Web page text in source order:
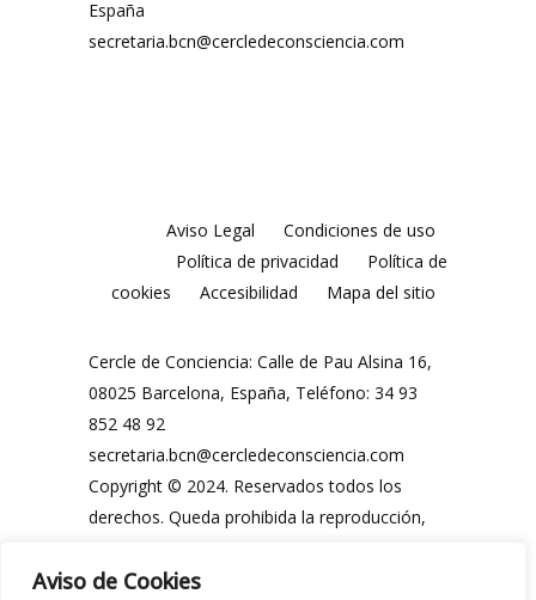
Aviso de Cookies
España
secretaria.bcn@cercledeconsciencia.com
Aviso Legal
Condiciones de uso
Política de privacidad
Política de
cookies
Accesibilidad Mapa del sitio
Cercle de Conciencia: Calle de Pau Alsina 16,
08025 Barcelona, España, Teléfono: 34 93
852 48 92
secretaria.bcn@cercledeconsciencia.com
Copyright © 2024. Reservados todos los
derechos. Queda prohibida la reproducción,
utilización, total o parcial, de los contenidos